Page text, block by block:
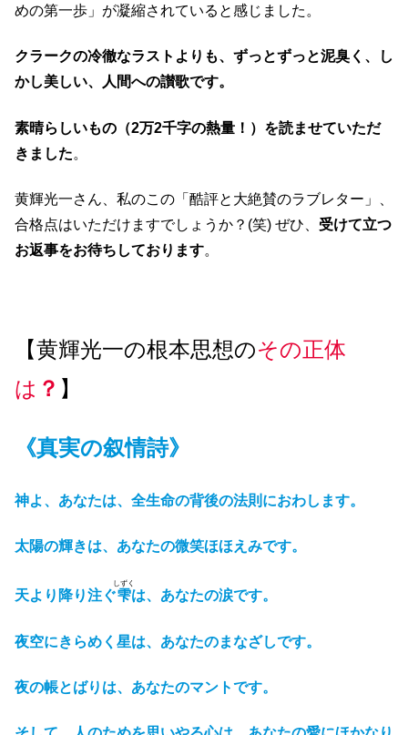
めの第一歩」が凝縮されていると感じました。
クラークの冷徹なラストよりも、ずっとずっと泥臭く、し
かし美しい、人間への讃歌です。
素晴らしいもの（2万2千字の熱量！）を読ませていただ
きました。
黄輝光一さん、私のこの「酷評と大絶賛のラブレター」、
合格点はいただけますでしょうか？(笑) ぜひ、 受けて立つ
お返事をお待ちしております。
【黄輝光一の根本思想のその正体
は ？ 】
《真実の叙情詩》
神よ、あなたは、全生命の背後の法則におわします。
太陽の輝きは、あなたの微笑ほほえみです。
天より降り注ぐ雫
しずく
は、あなたの涙です。
夜空にきらめく星は、あなたのまなざしです。
夜の帳とばりは、あなたのマントです。